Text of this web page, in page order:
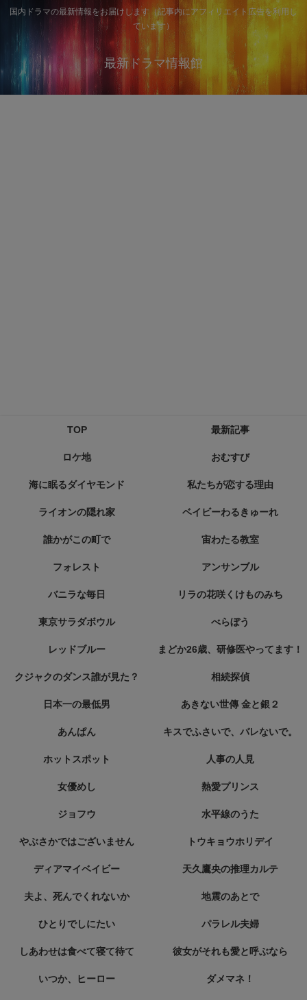
国内ドラマの最新情報をお届けします（記事内にアフィリエイト広告を利用し
ています）
最新ドラマ情報館
TOP 最新記事
ロケ地 おむすび
海に眠るダイヤモンド 私たちが恋する理由
ライオンの隠れ家 ベイビーわるきゅーれ
誰かがこの町で 宙わたる教室
フォレスト アンサンブル
バニラな毎日 リラの花咲くけものみち
東京サラダボウル べらぼう
レッドブルー まどか26歳、研修医やってます！
クジャクのダンス誰が見た？ 相続探偵
日本一の最低男 あきない世傳 金と銀２
あんぱん キスでふさいで、バレないで。
ホットスポット 人事の人見
女優めし 熱愛プリンス
ジョフウ 水平線のうた
やぶさかではございません トウキョウホリデイ
ディアマイベイビー 天久鷹央の推理カルテ
夫よ、死んでくれないか 地震のあとで
ひとりでしにたい パラレル夫婦
しあわせは食べて寝て待て 彼女がそれも愛と呼ぶなら
いつか、ヒーロー ダメマネ！